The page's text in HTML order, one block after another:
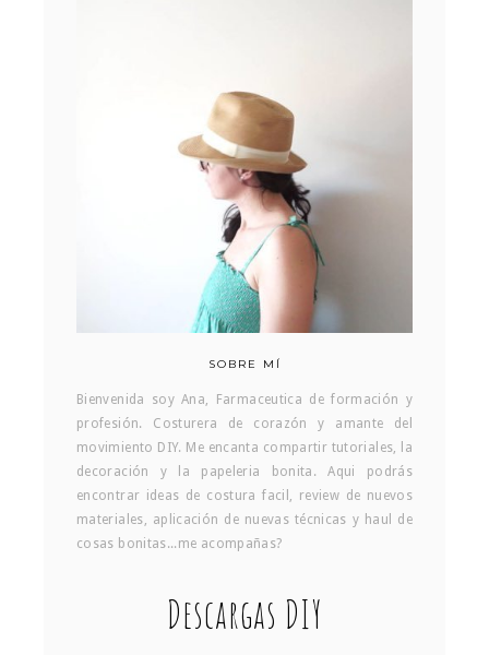
SOBRE MÍ
Bienvenida soy Ana, Farmaceutica de formación y
profesión. Costurera de corazón y amante del
movimiento DIY. Me encanta compartir tutoriales, la
decoración y la papeleria bonita. Aqui podrás
encontrar ideas de costura facil, review de nuevos
materiales, aplicación de nuevas técnicas y haul de
cosas bonitas...me acompañas?
Descargas DIY